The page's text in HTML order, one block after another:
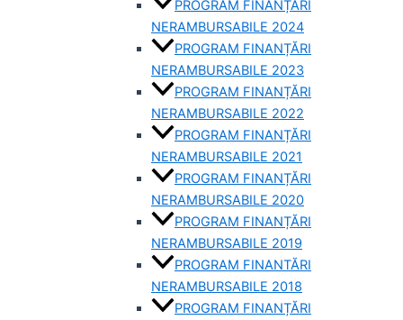
PROGRAM FINANȚĂRI
NERAMBURSABILE 2024
PROGRAM FINANȚĂRI
NERAMBURSABILE 2023
PROGRAM FINANȚĂRI
NERAMBURSABILE 2022
PROGRAM FINANȚĂRI
NERAMBURSABILE 2021
PROGRAM FINANȚĂRI
NERAMBURSABILE 2020
PROGRAM FINANȚĂRI
NERAMBURSABILE 2019
PROGRAM FINANTĂRI
NERAMBURSABILE 2018
PROGRAM FINANȚĂRI